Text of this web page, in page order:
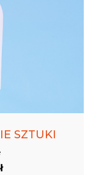
SZTUKI